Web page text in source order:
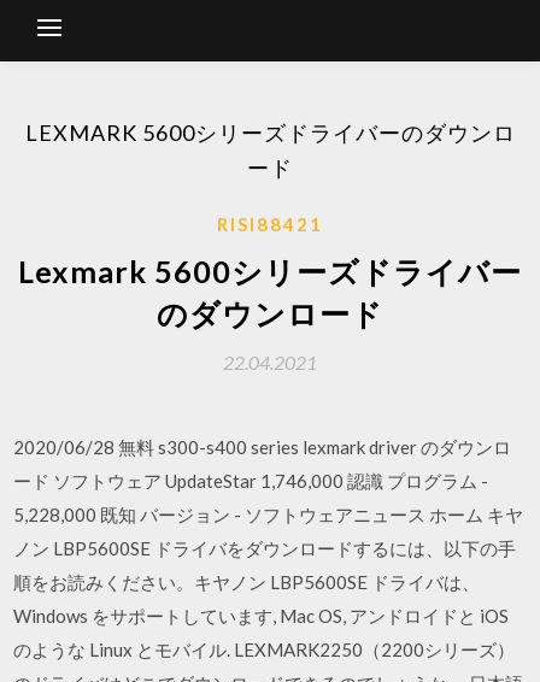
LEXMARK 5600シリーズドライバーのダウンロ
ード
RISI88421
Lexmark 5600シリーズドライバー
のダウンロード
22.04.2021
2020/06/28 無料 s300-s400 series lexmark driver のダウンロ
ード ソフトウェア UpdateStar 1,746,000 認識 プログラム -
5,228,000 既知 バージョン - ソフトウェアニュース ホーム キヤ
ノン LBP5600SE ドライバをダウンロードするには、以下の手
順をお読みください。キヤノン LBP5600SE ドライバは、
Windows をサポートしています, Mac OS, アンドロイドと iOS
のような Linux とモバイル. LEXMARK2250（2200シリーズ）